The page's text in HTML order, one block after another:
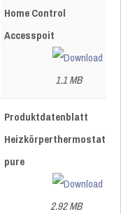
Home Control
Accesspoit
1.1 MB
Produktdatenblatt
Heizkörperthermostat
pure
2.92 MB